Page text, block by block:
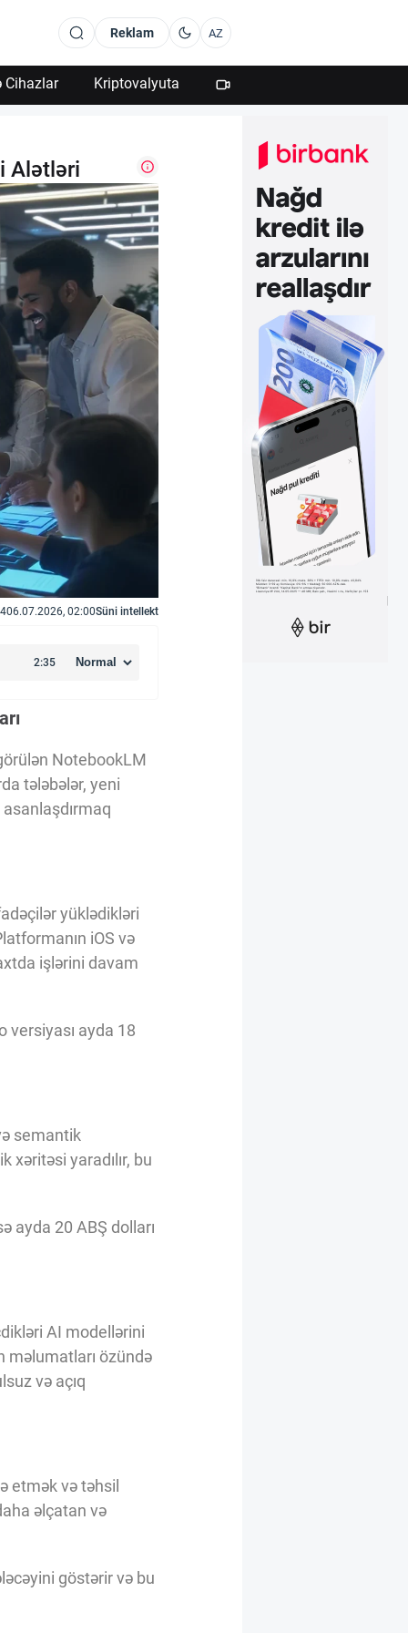
Reklam AZ
Cihazlar Kriptovalyuta
Alətləri
06.07.2026, 02:00Süni intellekt
NotebookLM
tələbələr, yeni
yüklədikləri
iOS və
işlərini davam
versiyası ayda 18
semantik
yaradılır, bu
ayda 20 ABŞ dolları
AI modellərini
məlumatları özündə
və açıq
etmək və təhsil
əlçatan və
göstərir və bu